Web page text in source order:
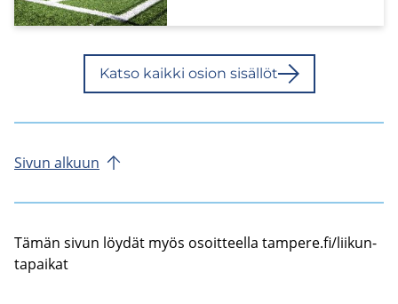
Katso kaik­ki osion si­säl­löt
Sivun al­kuun
Tämän sivun löy­dät myös osoit­teel­la tam­pe­re.fi/lii­kun­
ta­pai­kat